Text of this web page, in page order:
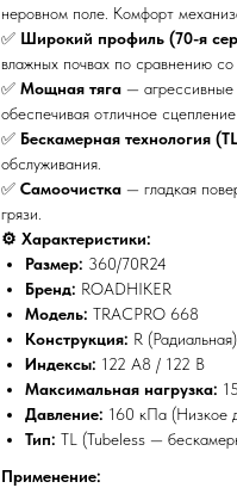
неровном поле. Комфорт
✅ Широкий профиль (70-я
влажных почвах по сравнению
✅ Мощная тяга — агрессивные
обеспечивая отличное
✅ Бескамерная технология
обслуживания.
✅ Самоочистка — гладкая
грязи.
⚙️ Характеристики:
Размер: 360/70R24
Бренд: ROADHIKER
Модель: TRACPRO 668
Конструкция: R (Радиальная)
Индексы: 122 A8 / 122 B
Максимальная нагрузка:
Давление: 160 кПа (Низкое
Тип: TL (Tubeless —
Применение: